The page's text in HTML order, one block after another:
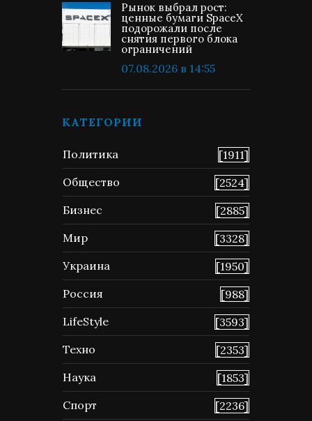
Рынок выбрал рост:
ценные бумаги SpaceX
подорожали после
снятия первого блока
ограничений
07.08.2026 в 14:55
КАТЕГОРИИ
Политика
[1911]
Общество
[2524]
Бизнес
[2885]
Мир
[3328]
Украина
[1950]
Россия
[988]
LifeStyle
[3593]
Техно
[2353]
Наука
[1853]
Спорт
[2236]